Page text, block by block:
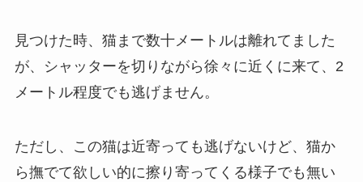
見つけた時、猫まで数十メートルは離れてました
が、シャッターを切りながら徐々に近くに来て、2
メートル程度でも逃げません。
ただし、この猫は近寄っても逃げないけど、猫か
ら撫でて欲しい的に擦り寄ってくる様子でも無い